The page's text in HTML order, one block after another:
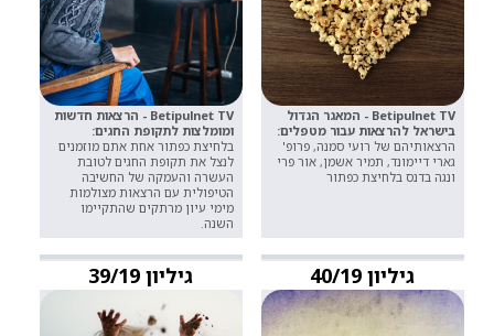
Betipulnet TV - המאגר הגדול
בישראל להרצאות עבור מטפלים:
הרצאותיהם של רועי סמנה, פרופ'
גארי דיימונד, תמיר אשמן, אור פרי
ונגה בדנס בלחיצת כפתור
Betipulnet TV - הרצאות חדשות
ומומלצות לתקופת החגים:
בלחיצת כפתור אחת אתם מוזמנים
לנצל את תקופת החגים לטובת
העשרה והעמקה של החשיבה
הטיפולית עם הרצאות מצולמות
מימי עיון מרתקים שהתקיימו
השנה.
גיליון 40/19 גיליון 39/19